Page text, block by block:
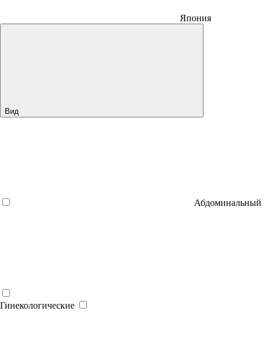
Япония
Вид
Абдоминальный
Гинекологические